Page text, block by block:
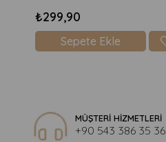
₺299,90
Sepete Ekle
MÜŞTERİ HİZMETLERİ
+90 543 386 35 36